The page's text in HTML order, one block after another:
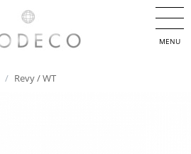
/ Revy / WT
MENU